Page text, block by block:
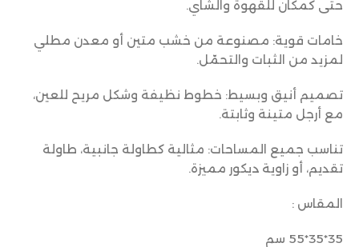
حتى كمكان للقهوة والشاي.
خامات قوية: مصنوعة من خشب متين أو معدن مطلي
لمزيد من الثبات والتحمّل.
تصميم أنيق وبسيط: خطوط نظيفة وشكل مريح للعين،
مع أرجل متينة وثابتة.
تناسب جميع المساحات: مثالية كطاولة جانبية، طاولة
تقديم، أو زاوية ديكور مميزة.
المقاس :
35*35*55 سم